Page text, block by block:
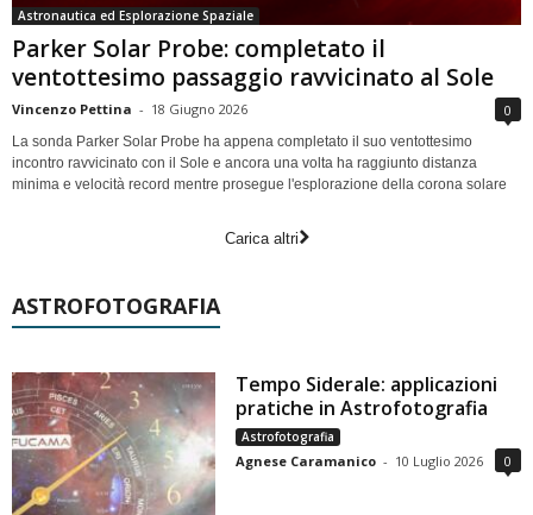
Astronautica ed Esplorazione Spaziale
Parker Solar Probe: completato il
ventottesimo passaggio ravvicinato al Sole
Vincenzo Pettina - 18 Giugno 2026 0
La sonda Parker Solar Probe ha appena completato il suo ventottesimo
incontro ravvicinato con il Sole e ancora una volta ha raggiunto distanza
minima e velocità record mentre prosegue l'esplorazione della corona solare
Carica altri
ASTROFOTOGRAFIA
Tempo Siderale: applicazioni
pratiche in Astrofotografia
Astrofotografia
Agnese Caramanico - 10 Luglio 2026 0